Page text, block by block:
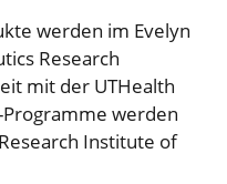
werden im Evelyn
Research
mit der UTHealth
werden
Institute of